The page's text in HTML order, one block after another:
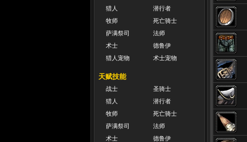
猎人
潜行者
牧师
死亡骑士
萨满祭司
法师
术士
德鲁伊
猎人宠物
术士宠物
天赋技能
战士
圣骑士
猎人
潜行者
牧师
死亡骑士
萨满祭司
法师
术士
德鲁伊